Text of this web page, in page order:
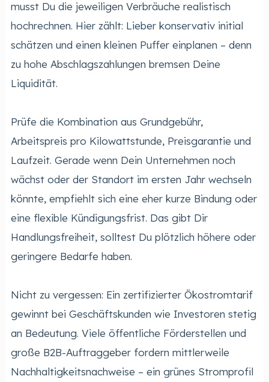
musst Du die jeweiligen Verbräuche realistisch
hochrechnen. Hier zählt: Lieber konservativ initial
schätzen und einen kleinen Puffer einplanen – denn
zu hohe Abschlagszahlungen bremsen Deine
Liquidität.
Prüfe die Kombination aus Grundgebühr,
Arbeitspreis pro Kilowattstunde, Preisgarantie und
Laufzeit. Gerade wenn Dein Unternehmen noch
wächst oder der Standort im ersten Jahr wechseln
könnte, empfiehlt sich eine eher kurze Bindung oder
eine flexible Kündigungsfrist. Das gibt Dir
Handlungsfreiheit, solltest Du plötzlich höhere oder
geringere Bedarfe haben.
Nicht zu vergessen: Ein zertifizierter Ökostromtarif
gewinnt bei Geschäftskunden wie Investoren stetig
an Bedeutung. Viele öffentliche Förderstellen und
große B2B-Auftraggeber fordern mittlerweile
Nachhaltigkeitsnachweise – ein grünes Stromprofil